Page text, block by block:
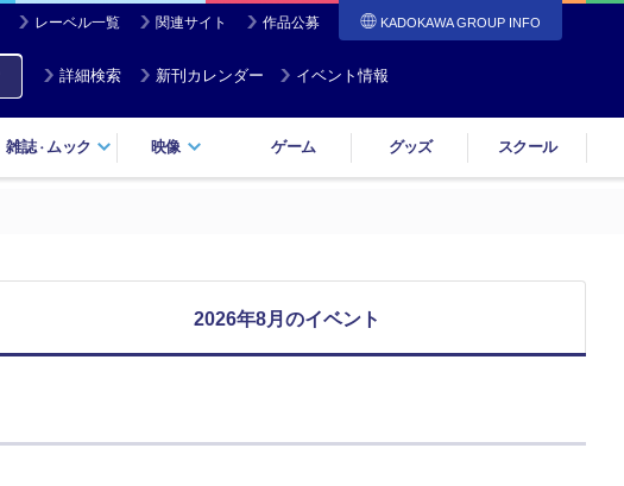
レーベル一覧 関連サイト 作品公募 KADOKAWA GROUP INFO
詳細検索 新刊カレンダー イベント情報
雑誌・ ムック 映像 ゲーム グッズ スクール
2026年8月のイベント